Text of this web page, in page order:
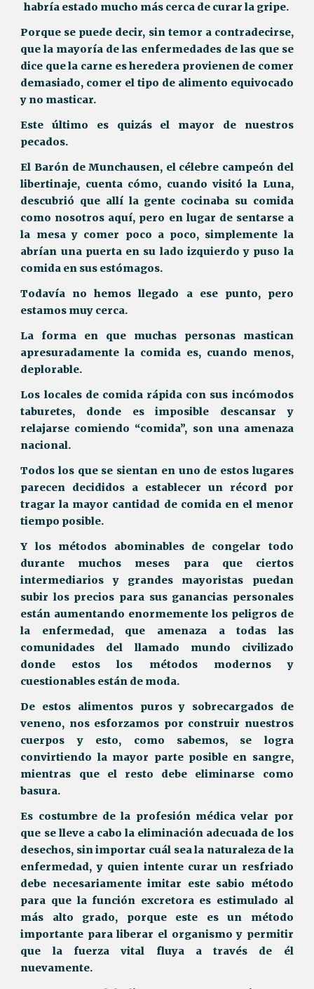
habría estado mucho más cerca de curar la gripe.
Porque se puede decir, sin temor a contradecirse,
que la mayoría de las enfermedades de las que se
dice que la carne es heredera provienen de comer
demasiado, comer el tipo de alimento equivocado
y no masticar.
Este último es quizás el mayor de nuestros
pecados.
El Barón de Munchausen, el célebre campeón del
libertinaje, cuenta cómo, cuando visitó la Luna,
descubrió que allí la gente cocinaba su comida
como nosotros aquí, pero en lugar de sentarse a
la mesa y comer poco a poco, simplemente la
abrían una puerta en su lado izquierdo y puso la
comida en sus estómagos.
Todavía no hemos llegado a ese punto, pero
estamos muy cerca.
La forma en que muchas personas mastican
apresuradamente la comida es, cuando menos,
deplorable.
Los locales de comida rápida con sus incómodos
taburetes, donde es imposible descansar y
relajarse comiendo “comida”, son una amenaza
nacional.
Todos los que se sientan en uno de estos lugares
parecen decididos a establecer un récord por
tragar la mayor cantidad de comida en el menor
tiempo posible.
Y los métodos abominables de congelar todo
durante muchos meses para que ciertos
intermediarios y grandes mayoristas puedan
subir los precios para sus ganancias personales
están aumentando enormemente los peligros de
la enfermedad, que amenaza a todas las
comunidades del llamado mundo civilizado
donde estos los métodos modernos y
cuestionables están de moda.
De estos alimentos puros y sobrecargados de
veneno, nos esforzamos por construir nuestros
cuerpos y esto, como sabemos, se logra
convirtiendo la mayor parte posible en sangre,
mientras que el resto debe eliminarse como
basura.
Es costumbre de la profesión médica velar por
que se lleve a cabo la eliminación adecuada de los
desechos, sin importar cuál sea la naturaleza de la
enfermedad, y quien intente curar un resfriado
debe necesariamente imitar este sabio método
para que la función excretora es estimulado al
más alto grado, porque este es un método
importante para liberar el organismo y permitir
que la fuerza vital fluya a través de él
nuevamente.